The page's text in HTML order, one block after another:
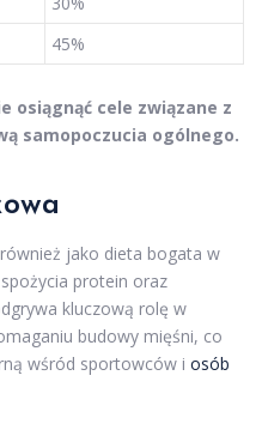
45%
osiągnąć cele związane z
samopoczucia ogólnego.
jako dieta bogata w
protein oraz
kluczową rolę w
budowy mięśni, co
wśród sportowców i osób